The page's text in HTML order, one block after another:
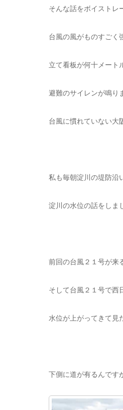
そんな話をボイストレ
台風の風がものすごく
立て看板が何十メート
避難のサイレンが鳴り
台風に慣れていない大
私も毎朝淀川の堤防沿
淀川の水位の話をしま
前回の台風２１号が来
そして台風２１号で西
水位が上がってきて見
下側に道が有るんです